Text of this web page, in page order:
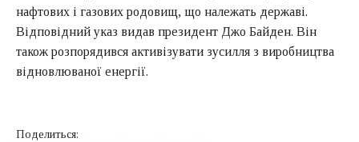
нафтових і газових родовищ, що належать державі.
Відповідний указ видав президент Джо Байден. Він
також розпорядився активізувати зусилля з виробництва
відновлюваної енергії.
Поделиться: